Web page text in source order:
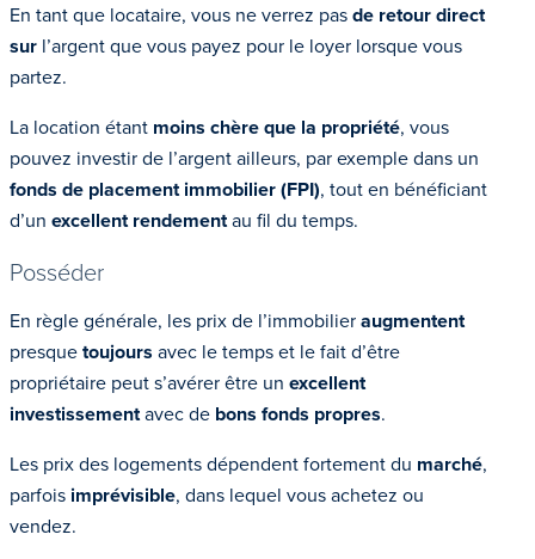
En tant que locataire, vous ne verrez pasde retour direct
sur l’argent que vous payez pour le loyer lorsque vous
partez.
La location étant moins chère que la propriété, vous
pouvez investir de l’argent ailleurs, par exemple dans un
fonds de placement immobilier (FPI), tout en bénéficiant
d’un excellent rendementau fil du temps.
Posséder
En règle générale, les prix de l’immobilieraugmentent
presquetoujours avec le temps et le fait d’être
propriétaire peut s’avérer être un excellent
investissementavec de bons fonds propres.
Les prix des logements dépendent fortement du marché,
parfois imprévisible, dans lequel vous achetez ou
vendez.